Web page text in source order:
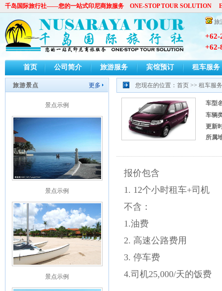
千岛国际旅行社——您的一站式印尼商旅服务 ONE-STOP TOUR SOLUTION
旅
+62-
+62-
首页 公司简介 旅游服务 宾馆预订 租车服务
旅游景点 更多
景点示例
您现在的位置： 首页 >> 租车服务
车型
车辆
更新
所属
报价包含
1. 12个小时租车+司机
不含：
1.油费
2. 高速公路费用
3. 停车费
4.司机25,000/天的饭费